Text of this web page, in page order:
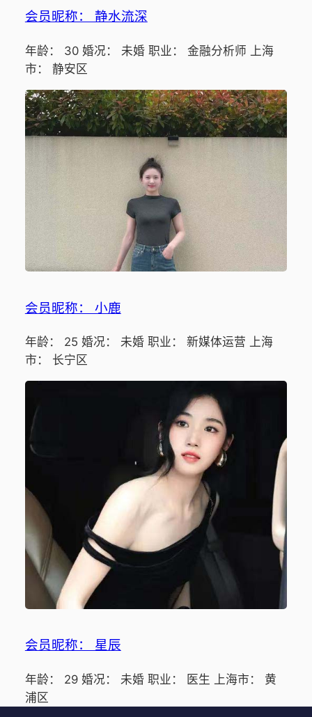
会员昵称： 静水流深
年龄： 30 婚况： 未婚 职业： 金融分析师 上海
市： 静安区
会员昵称： 小鹿
年龄： 25 婚况： 未婚 职业： 新媒体运营 上海
市： 长宁区
会员昵称： 星辰
年龄： 29 婚况： 未婚 职业： 医生 上海市： 黄
浦区